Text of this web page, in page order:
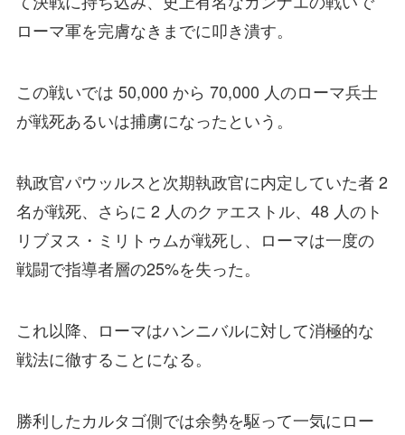
ローマ軍を完膚なきまでに叩き潰す。
この戦いでは 50,000 から 70,000 人のローマ兵士
が戦死あるいは捕虜になったという。
執政官パウッルスと次期執政官に内定していた者 2
名が戦死、さらに 2 人のクァエストル、48 人のト
リブヌス・ミリトゥムが戦死し、ローマは一度の
戦闘で指導者層の25%を失った。
これ以降、ローマはハンニバルに対して消極的な
戦法に徹することになる。
勝利したカルタゴ側では余勢を駆って一気にロー